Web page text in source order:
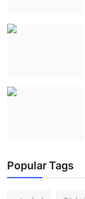
Popular Tags